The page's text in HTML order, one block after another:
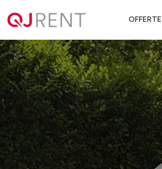
OFFERTE
QJ Rent Offerte noleggio lungo termine KIA